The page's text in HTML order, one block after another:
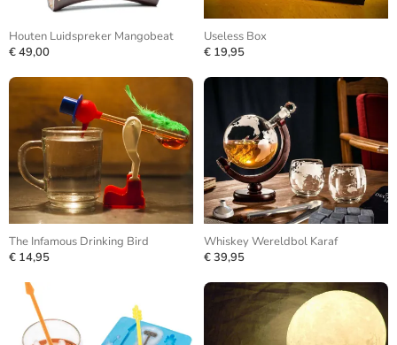
Houten Luidspreker Mangobeat
€ 49,00
Useless Box
€ 19,95
The Infamous Drinking Bird
€ 14,95
Whiskey Wereldbol Karaf
€ 39,95